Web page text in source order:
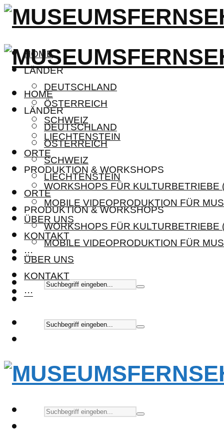
HOME
LÄNDER
DEUTSCHLAND
ÖSTERREICH
SCHWEIZ
LIECHTENSTEIN
ORTE
PRODUKTION & WORKSHOPS
WORKSHOPS FÜR KULTURBETRIEBE
MOBILE VIDEOPRODUKTION FÜR
ÜBER UNS
KONTAKT
···
HOME
LÄNDER
DEUTSCHLAND
ÖSTERREICH
SCHWEIZ
LIECHTENSTEIN
ORTE
PRODUKTION & WORKSHOPS
WORKSHOPS FÜR KULTURBETRIEBE
MOBILE VIDEOPRODUKTION FÜR
ÜBER UNS
KONTAKT
···